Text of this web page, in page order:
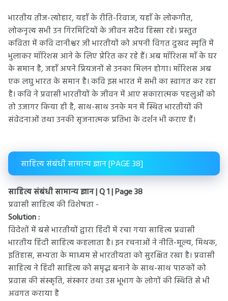
भारतीय तीज-त्योहार, यहाँ के रीति-रिवाज, यहाँ के लोकगीत,
लोकनृत्य सभी उन गिरमिटियों के जीवन सदैव हिस्सा रहे। प्रस्तुत
कविता में कवि दानीश्वर जी भारतीयों को अपनी विगत दुखद स्मृति में
भुलाकर मॉरिशस आने के लिए प्रेरित कर रहे हैं। अब मॉरिशस माँ के घर
के समान है, जहाँ अपने प्रियजनों से उनका मिलन होगा। मॉरिशस अब
एक लघु भारत के समान है। कवि इस भारत में सभी का स्वागत कर रहा
है। कवि ने प्रवासी भारतीयों के जीवन में आए सकारात्मक पहलुओं को
तो उजागर किया ही है, साथ-साथ उनके मन में स्थित भारतीयों की
संवेदनाओं तथा उनकी सृजनात्मक प्रतिभा के दर्शन भी कराए हैं।
साहित्य संबंधी सामान्य ज्ञान [PAGE 38]
साहित्य संबंधी सामान्य ज्ञान | Q 1 | Page 38
प्रवासी साहित्य की विशेषता -
Solution :
विदेशों में बसे भारतीयों द्वारा हिंदी में रचा गया साहित्य प्रवासी
भारतीय हिंदी साहित्य कहलाता है। इन रचनाओं ने नीति-मूल्य, मिथक,
इतिहास, सभ्यता के माध्यम से भारतीयता को सुरक्षित रखा है। प्रवासी
साहित्य ने हिंदी साहित्य को समृद्ध बनाने के साथ-साथ पाठकों को
प्रवास की संस्कृति, संस्कार तथा उस भूभाग के लोगों की स्थिति से भी
अवगत कराया है